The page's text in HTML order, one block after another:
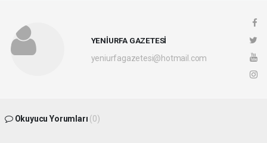
YENİURFA GAZETESİ
yeniurfagazetesi@hotmail.com
Okuyucu Yorumları (0)